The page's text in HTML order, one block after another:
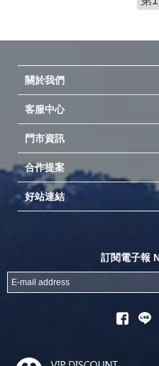
關於我們
客服中心
門市資訊
合作提案
成
好站連結
訂閱電子報